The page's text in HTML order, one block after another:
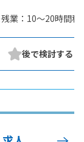
業：10〜20時間程